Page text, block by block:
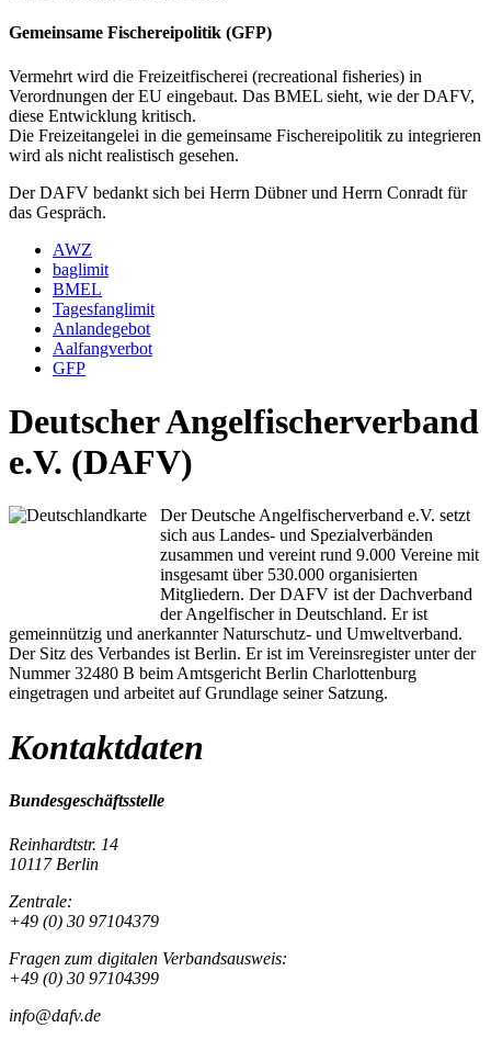
Gemeinsame Fischereipolitik (GFP)
Vermehrt wird die Freizeitfischerei (recreational fisheries) in
Verordnungen der EU eingebaut. Das BMEL sieht, wie der DAFV,
diese Entwicklung kritisch.
Die Freizeitangelei in die gemeinsame Fischereipolitik zu integrieren
wird als nicht realistisch gesehen.
Der DAFV bedankt sich bei Herrn Dübner und Herrn Conradt für
das Gespräch.
AWZ
baglimit
BMEL
Tagesfanglimit
Anlandegebot
Aalfangverbot
GFP
Deutscher Angelfischerverband
e.V. (DAFV)
Der Deutsche Angelfischerverband e.V. setzt
sich aus Landes- und Spezialverbänden
zusammen und vereint rund 9.000 Vereine mit
insgesamt über 530.000 organisierten
Mitgliedern. Der DAFV ist der Dachverband
der Angelfischer in Deutschland. Er ist
gemeinnützig und anerkannter Naturschutz- und Umweltverband.
Der Sitz des Verbandes ist Berlin. Er ist im Vereinsregister unter der
Nummer 32480 B beim Amtsgericht Berlin Charlottenburg
eingetragen und arbeitet auf Grundlage seiner Satzung.
Kontaktdaten
Bundesgeschäftsstelle
Reinhardtstr. 14
10117 Berlin
Zentrale:
+49 (0) 30 97104379
Fragen zum digitalen Verbandsausweis:
+49 (0) 30 97104399
info@dafv.de